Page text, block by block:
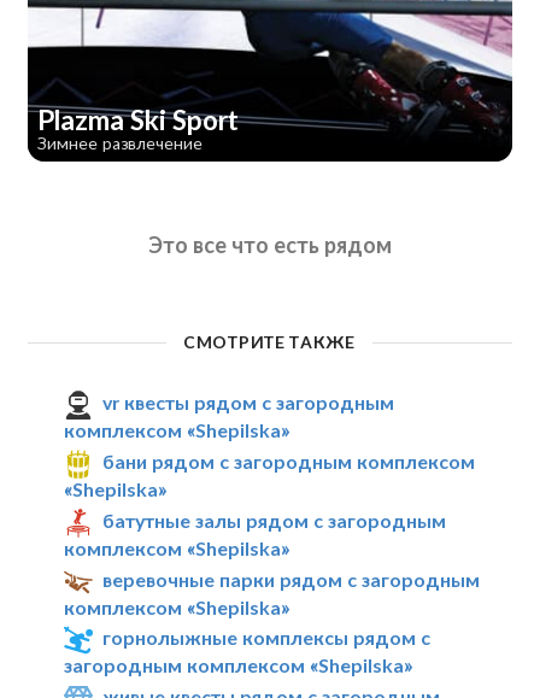
Plazma Ski Sport
Зимнее развлечение
Это все что есть рядом
СМОТРИТЕ ТАКЖЕ
vr квесты рядом с загородным
комплексом «Shepilska»
бани рядом с загородным комплексом
«Shepilska»
батутные залы рядом с загородным
комплексом «Shepilska»
веревочные парки рядом с загородным
комплексом «Shepilska»
горнолыжные комплексы рядом с
загородным комплексом «Shepilska»